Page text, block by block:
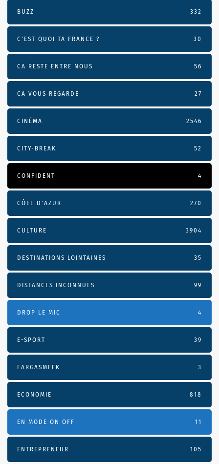
BUZZ 332
C'EST QUOI TA FRANCE ? 30
CA RESTE ENTRE NOUS 56
CA VOUS REGARDE 27
CINÉMA 2546
CITY-BREAK 52
CONFIDENT 4
CÔTE D’AZUR 270
CULTURE 3904
DESTINATIONS LOINTAINES 35
DISTANCES INCONNUES 99
DROP LE MIC 4
E-SPORT 39
EARGASMEEK 3
ECONOMIE 818
EN MODE ON OFF 11
ENTREPRENEUR 105